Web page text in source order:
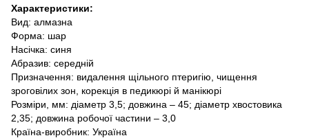
Характеристики:
Вид: алмазна
Форма: шар
Насічка: синя
Абразив: середній
Призначення: видалення щільного птеригію, чищення
зроговілих зон, корекція в педикюрі й манікюрі
Розміри, мм: діаметр 3,5; довжина – 45; діаметр хвостовика
2,35; довжина робочої частини – 3,0
Країна-виробник: Україна